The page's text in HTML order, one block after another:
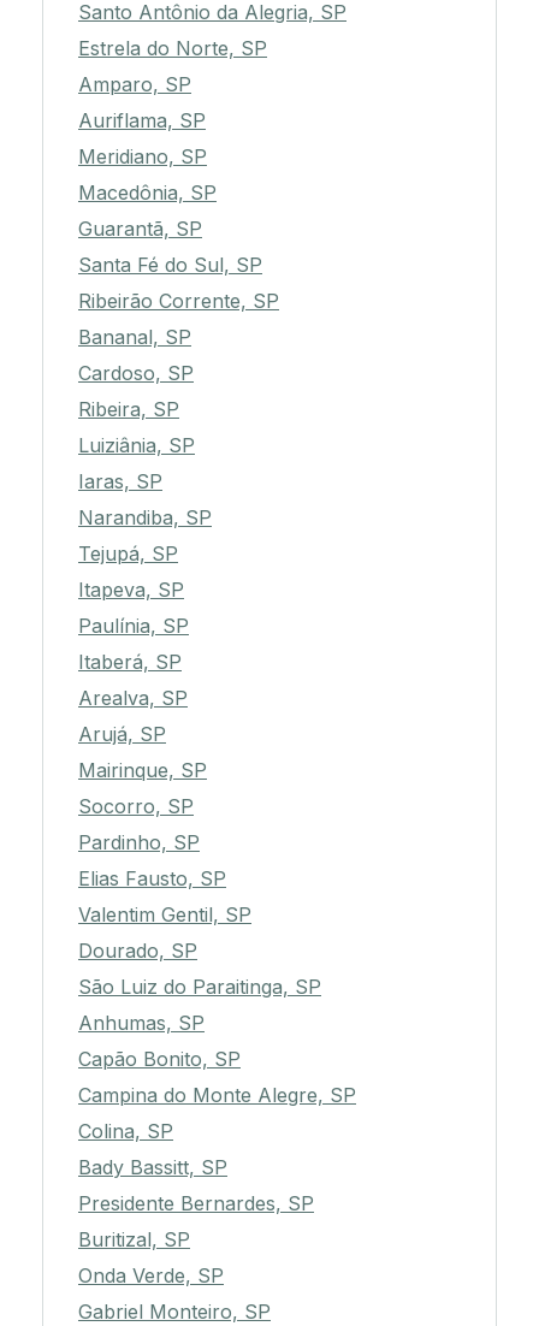
Santo Antônio da Alegria, SP
Estrela do Norte, SP
Amparo, SP
Auriflama, SP
Meridiano, SP
Macedônia, SP
Guarantã, SP
Santa Fé do Sul, SP
Ribeirão Corrente, SP
Bananal, SP
Cardoso, SP
Ribeira, SP
Luiziânia, SP
Iaras, SP
Narandiba, SP
Tejupá, SP
Itapeva, SP
Paulínia, SP
Itaberá, SP
Arealva, SP
Arujá, SP
Mairinque, SP
Socorro, SP
Pardinho, SP
Elias Fausto, SP
Valentim Gentil, SP
Dourado, SP
São Luiz do Paraitinga, SP
Anhumas, SP
Capão Bonito, SP
Campina do Monte Alegre, SP
Colina, SP
Bady Bassitt, SP
Presidente Bernardes, SP
Buritizal, SP
Onda Verde, SP
Gabriel Monteiro, SP